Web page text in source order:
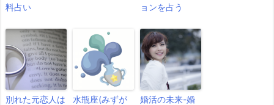
料占い
ョンを占う
別れた元恋人は
水瓶座(みずが
婚活の未来-婚